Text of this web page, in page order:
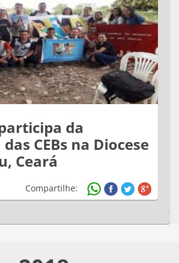
da
CEBs na Diocese
Ceará
Compartilhe: